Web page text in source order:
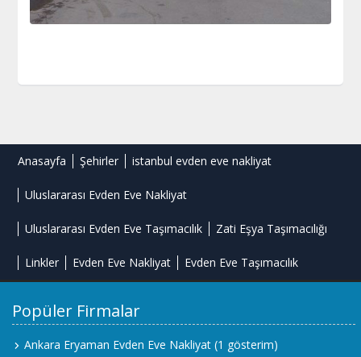
Anasayfa Şehirler istanbul evden eve nakliyat
Uluslararası Evden Eve Nakliyat
Uluslararası Evden Eve Taşımacılık Zati Eşya Taşımacılığı
Linkler Evden Eve Nakliyat Evden Eve Taşımacılık
Popüler Firmalar
Ankara Eryaman Evden Eve Nakliyat (1 gösterim)